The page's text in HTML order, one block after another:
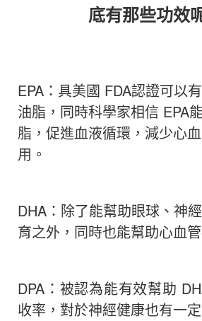
底有那些功效
EPA ： 具美國 FDA認證可以
油脂 ， 同時科學家相信 EPA
脂，促進血液循環，減少心
用 。
DHA ： 除了能幫助眼球 、 神
育之外，同時也能幫助心血
DPA ：被認為能有效幫助
收率，對於神經健康也有一